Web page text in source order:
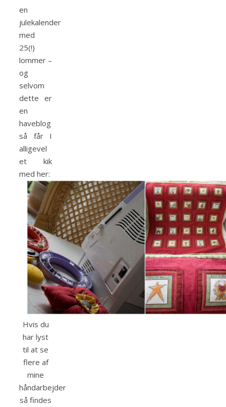
en
julekalender
med
25(!)
lommer –
og
selvom
dette er
en
haveblog
så får I
alligevel
et kik
med her:
Hvis du
har lyst
til at se
flere af
mine
håndarbejder
så findes